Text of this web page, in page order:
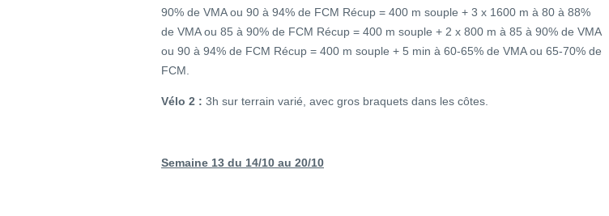
90% de VMA ou 90 à 94% de FCM Récup = 400 m souple + 3 x 1600 m à 80 à 88%
de VMA ou 85 à 90% de FCM Récup = 400 m souple + 2 x 800 m à 85 à 90% de VMA
ou 90 à 94% de FCM Récup = 400 m souple + 5 min à 60-65% de VMA ou 65-70% de
FCM.
Vélo 2 : 3h sur terrain varié, avec gros braquets dans les côtes.
Semaine 13 du 14/10 au 20/10